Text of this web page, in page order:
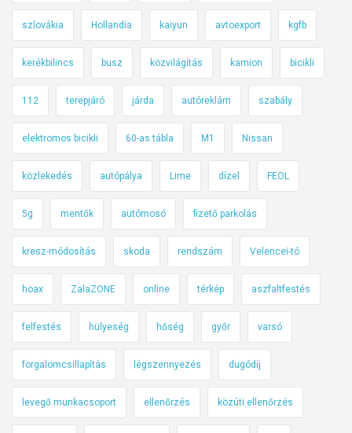
szlovákia Hollandia kaiyun avtoexport kgfb
kerékbilincs busz közvilágítás kamion bicikli
112 terepjáró járda autóreklám szabály
elektromos bicikli 60-as tábla M1 Nissan
közlekedés autópálya Lime dízel FEOL
5g mentők autómosó fizető parkolás
kresz-módosítás skoda rendszám Velencei-tó
hoax ZalaZONE online térkép aszfaltfestés
felfestés hülyeség hőség győr varsó
forgalomcsillapítás légszennyezés dugódíj
levegő munkacsoport ellenőrzés közúti ellenőrzés